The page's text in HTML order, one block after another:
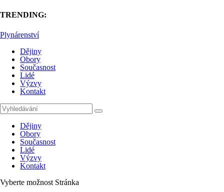
TRENDING:
Plynárenství
Dějiny
Obory
Současnost
Lidé
Výzvy
Kontakt
Dějiny
Obory
Současnost
Lidé
Výzvy
Kontakt
Vyberte možnost Stránka